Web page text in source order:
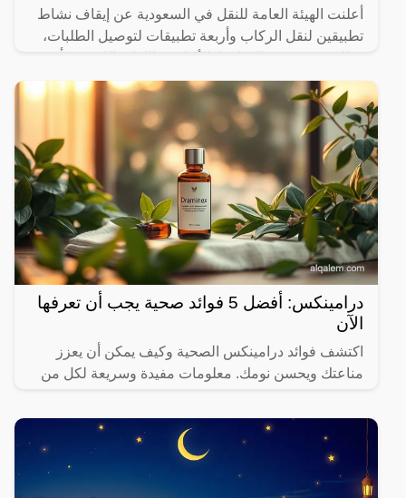
أعلنت الهيئة العامة للنقل في السعودية عن إيقاف نشاط
تطبيقين لنقل الركاب وأربعة تطبيقات لتوصيل الطلبات،
درامينكس: أفضل 5 فوائد صحية يجب أن تعرفها
الآن
اكتشف فوائد درامينكس الصحية وكيف يمكن أن يعزز
مناعتك ويحسن نومك. معلومات مفيدة وسريعة لكل من